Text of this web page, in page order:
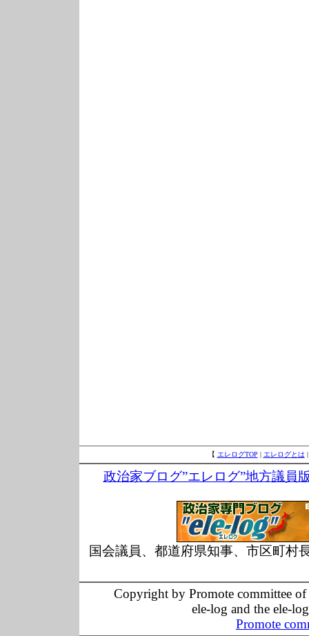
【 エレログTOP | エレログとは
政治家ブログ”エレログ”地方議員
国会議員、都道府県知事、市区町村
Copyright by Promote committee
ele-log and the ele-
Promote